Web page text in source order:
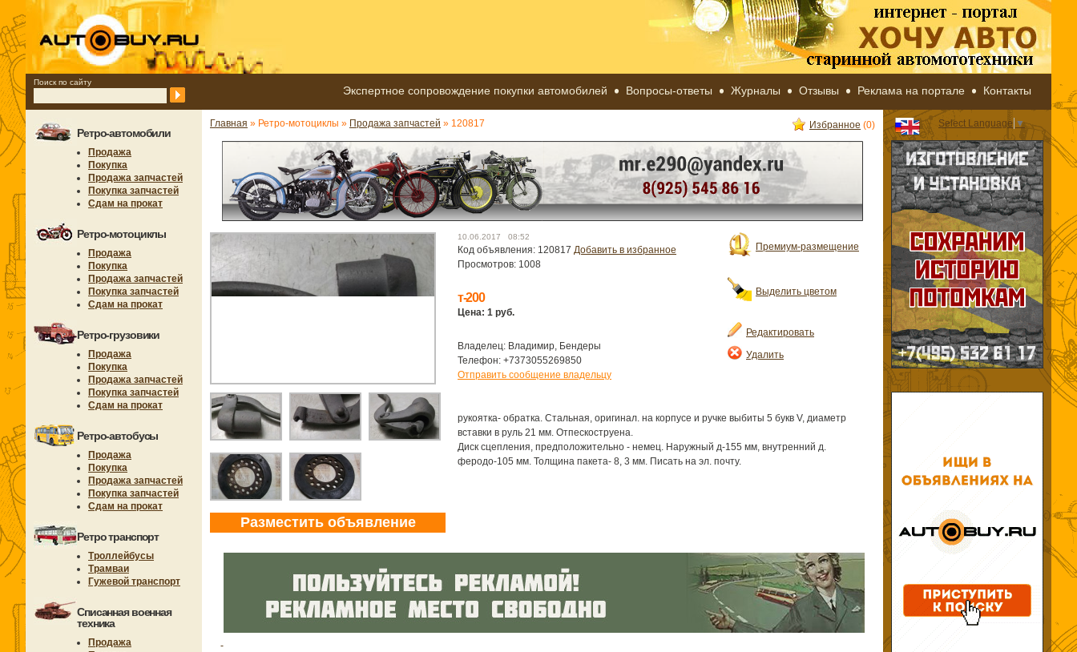
Поиск по сайту
Экспертное сопровождение покупки автомобилей Вопросы-ответы Журналы Отзывы Реклама на портале Контакты
Ретро-автомобили
Продажа
Покупка
Продажа запчастей
Покупка запчастей
Сдам на прокат
Ретро-мотоциклы
Продажа
Покупка
Продажа запчастей
Покупка запчастей
Сдам на прокат
Ретро-грузовики
Продажа
Покупка
Продажа запчастей
Покупка запчастей
Сдам на прокат
Ретро-автобусы
Продажа
Покупка
Продажа запчастей
Покупка запчастей
Сдам на прокат
Ретро транспорт
Троллейбусы
Трамваи
Гужевой транспорт
Списанная военная
техника
Продажа
Главная » Ретро-мотоциклы » Продажа запчастей » 120817 Избранное (0)
Разместить объявление
Премиум-размещение
Выделить цветом
Редактировать
Удалить
10.06.2017 08:52
Код объявления: 120817 Добавить в избранное
Просмотров: 1008
т-200
Цена: 1 руб.
Владелец: Владимир, Бендеры
Телефон: +7373055269850
Отправить сообщение владельцу
рукоятка- обратка. Стальная, оригинал. на корпусе и ручке выбиты 5 букв V, диаметр
вставки в руль 21 мм. Отпескоструена.
Диск сцепления, предположительно - немец. Наружный д-155 мм, внутренний д.
феродо-105 мм. Толщина пакета- 8, 3 мм. Писать на эл. почту.
Select Language ▼